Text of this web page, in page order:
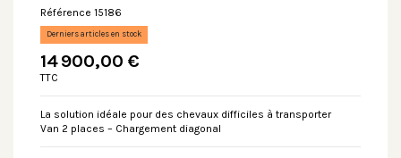
Référence 15186
Derniers articles en stock
14 900,00 €
TTC
La solution idéale pour des chevaux difficiles à transporter
Van 2 places – Chargement diagonal